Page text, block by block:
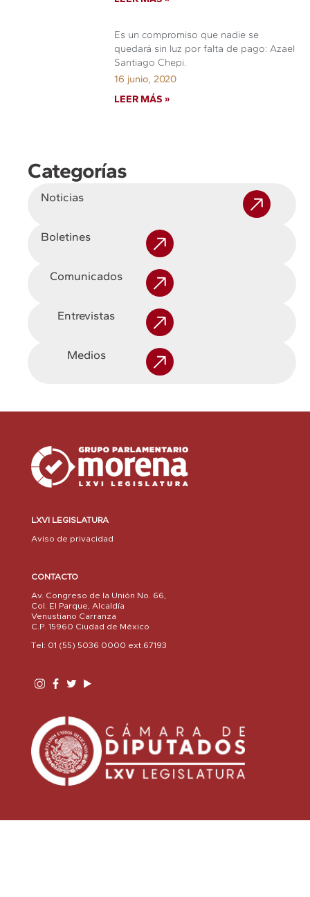
Es un compromiso que nadie se
quedará sin luz por falta de pago: Azael
Santiago Chepi.
16 junio, 2020
LEER MÁS »
Categorías
Noticias
Boletines
Comunicados
Entrevistas
Medios
LXVI LEGISLATURA
Aviso de privacidad
CONTACTO
Av. Congreso de la Unión No. 66,
Col. El Parque, Alcaldía
Venustiano Carranza
C.P. 15960 Ciudad de México
Tel: 01 (55) 5036 0000 ext.67193